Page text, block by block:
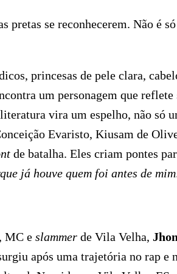
pretas se reconhecerem. Não é
princesas de pele clara,
um personagem que reflete
vira um espelho, não só
Evaristo, Kiusam de
de batalha. Eles criam pontes
já houve quem foi antes de mim
MC e slammer de Vila Velha,
após uma trajetória no rap e